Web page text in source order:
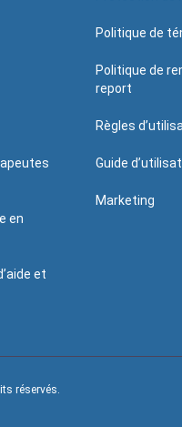
en
et
Politique de
Politique de
report
Règles
Guide
Marketing
réservés.